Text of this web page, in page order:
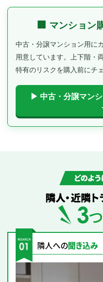
🏢 マンション
中古・分譲マンション用に
用意しています。 上下階・
特有のリスクを購入前にチェ
▶ 中古・分譲マン
どのように調べるのか｜
隣人への聞き込み